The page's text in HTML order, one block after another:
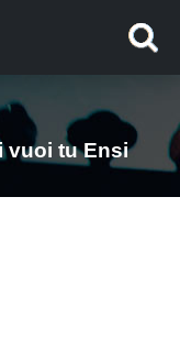
vuoi tu Ensi